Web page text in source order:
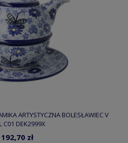
ARTYSTYCZNA BOLESŁAWIEC V
C01 DEK2999X
192,70 zł